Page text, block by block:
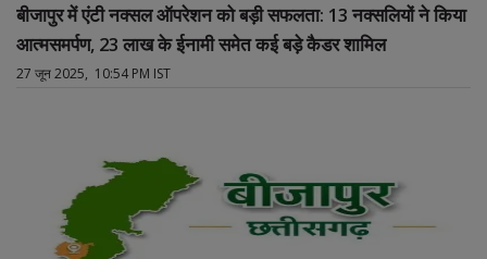
बीजापुर में एंटी नक्सल ऑपरेशन को बड़ी सफलता: 13 नक्सलियों ने किया
आत्मसमर्पण, 23 लाख के ईनामी समेत कई बड़े कैडर शामिल
27 जून 2025, 10:54 PM IST